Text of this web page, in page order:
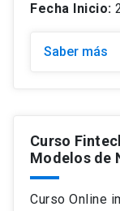
Fecha Inicio:
Saber más
Curso
Modelos de
Curso Online